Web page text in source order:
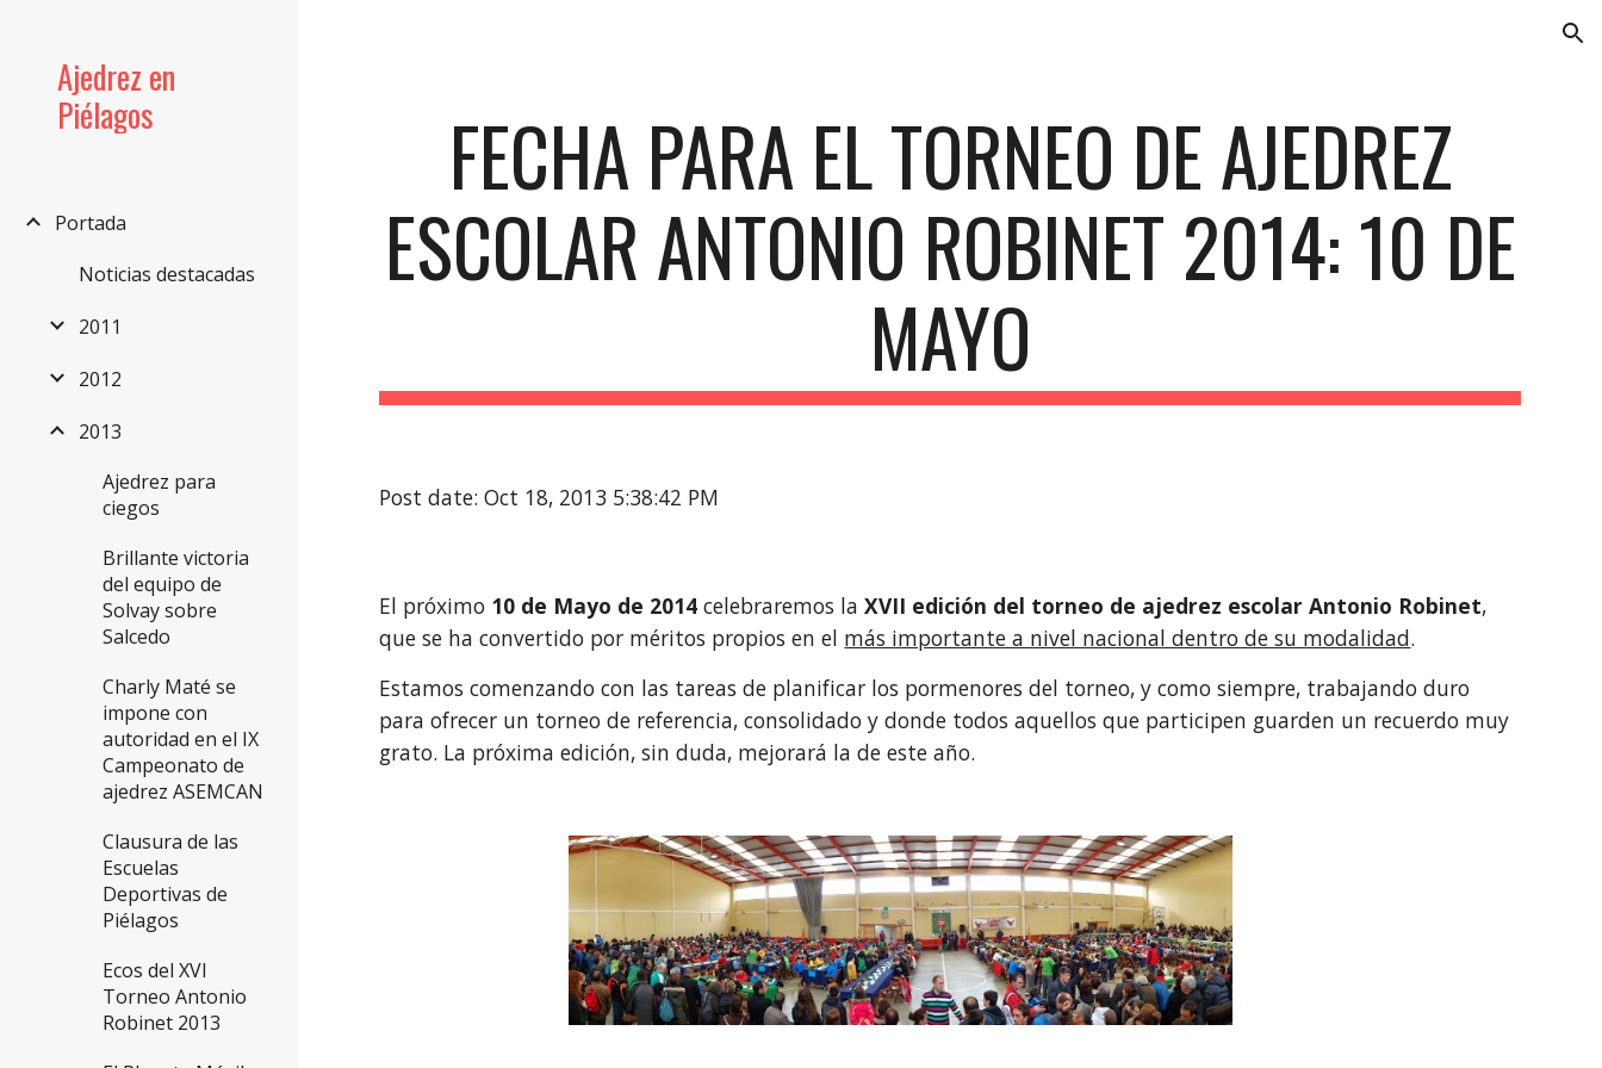
Ajedrez en
Piélagos
Portada
Noticias destacadas
2011
2012
2013
Ajedrez para
ciegos
Brillante victoria
del equipo de
Solvay sobre
Salcedo
Charly Maté se
impone con
autoridad en el IX
Campeonato de
ajedrez ASEMCAN
Clausura de las
Escuelas
Deportivas de
Piélagos
Ecos del XVI
Torneo Antonio
Robinet 2013
FECHA PARA EL TORNEO DE AJEDREZ
ESCOLAR ANTONIO ROBINET 2014: 10 DE
MAYO
Post date: Oct 18, 2013 5:38:42 PM
El próximo 10 de Mayo de 2014celebraremos laXVII edición del torneo de ajedrez escolar Antonio Robinet,
que se ha convertido por méritos propios en el más importante a nivel nacional dentro de su modalidad.
Estamos comenzando con las tareas de planificar los pormenores del torneo, y como siempre, trabajando duro
para ofrecer un torneo de referencia, consolidado y donde todos aquellos que participen guarden un recuerdo muy
grato. La próxima edición, sin duda, mejorará la de este año.